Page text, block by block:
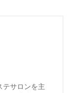
テサロンを主